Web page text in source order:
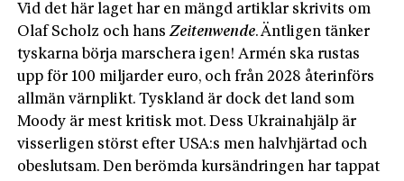
Vid det här laget har en mängd artiklar skrivits om
Olaf Scholz och hansZeitenwende. Äntligen tänker
tyskarna börja marschera igen! Armén ska rustas
upp för 100 miljarder euro, och från 2028 återinförs
allmän värnplikt. Tyskland är dock det land som
Moody är mest kritisk mot. Dess Ukrainahjälp är
visserligen störst efter USA:s men halvhjärtad och
obeslutsam. Den berömda kursändringen har tappat